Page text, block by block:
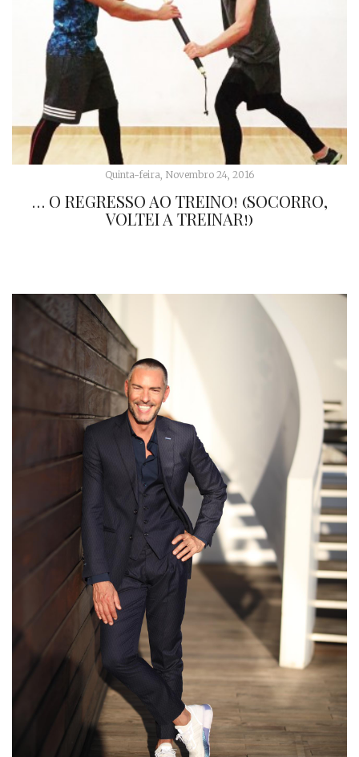
Quinta-feira, Novembro 24, 2016
… O REGRESSO AO TREINO! (SOCORRO,
VOLTEI A TREINAR!)